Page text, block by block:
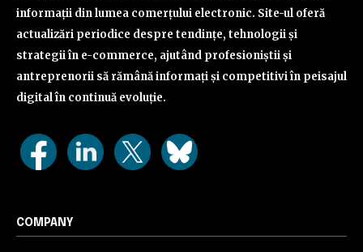
informații din lumea comerțului electronic. Site-ul oferă
actualizări periodice despre tendințe, tehnologii și
strategii în e-commerce, ajutând profesioniștii și
antreprenorii să rămână informați și competitivi în peisajul
digital în continuă evoluție.
COMPANY